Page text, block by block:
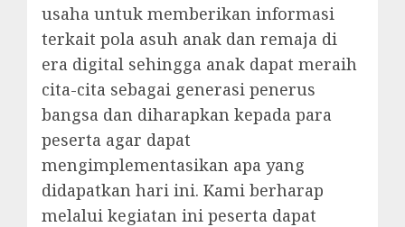
usaha untuk memberikan informasi
terkait pola asuh anak dan remaja di
era digital sehingga anak dapat meraih
cita-cita sebagai generasi penerus
bangsa dan diharapkan kepada para
peserta agar dapat
mengimplementasikan apa yang
didapatkan hari ini. Kami berharap
melalui kegiatan ini peserta dapat